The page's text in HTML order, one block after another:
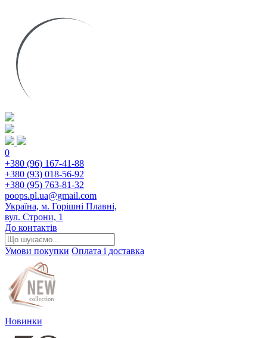
0
+380 (96) 167-41-88
+380 (93) 018-56-92
+380 (95) 763-81-32
poops.pl.ua@gmail.com
Україна, м. Горішні Плавні,
вул. Строни, 1
До контактів
Умови покупки Оплата і доставка
Новинки